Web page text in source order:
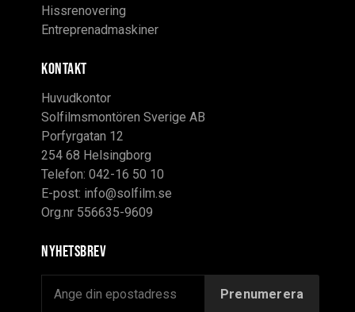
Hissrenovering
Entreprenadmaskiner
KONTAKT
Huvudkontor
Solfilmsmontören Sverige AB
Porfyrgatan 12
254 68 Helsingborg
Telefon: 042-16 50 10
E-post: info@solfilm.se
Org.nr 556635-9609
Nyhetsbrev